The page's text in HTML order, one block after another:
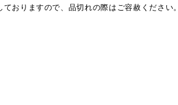
ておりますので、品切れの際はご容赦ください。